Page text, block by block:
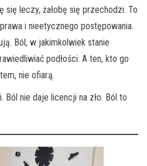
się leczy, żałobę się przechodzi. To
i nieetycznego postępowania.
Ból, w jakimkolwiek stanie
podłości. A ten, kto go
nie ofiarą.
Ból nie daje licencji na zło. Ból to